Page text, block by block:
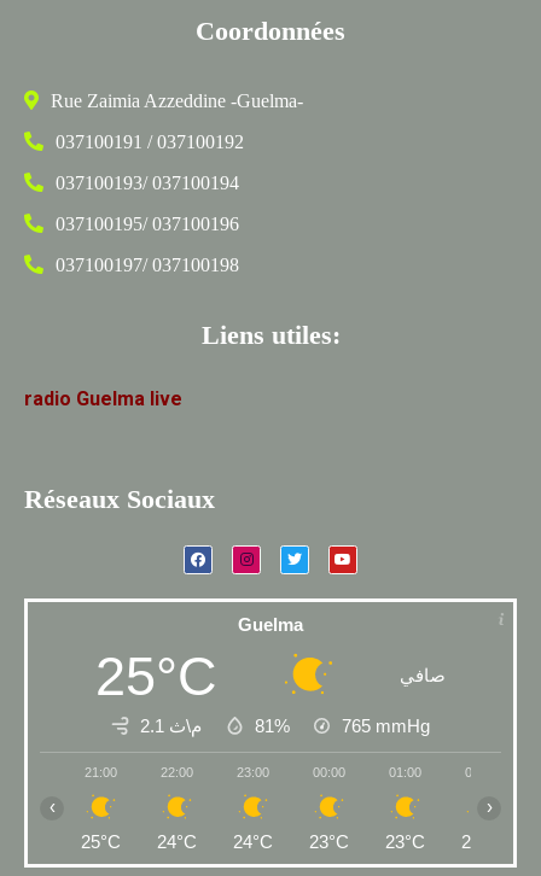
Coordonnées
Rue Zaimia Azzeddine -Guelma-
037100191 / 037100192
037100193/ 037100194
037100195/ 037100196
037100197/ 037100198
Liens utiles:
radio Guelma live
Réseaux Sociaux
Guelma
25°C صافي
2.1 م\ث 81% 765 mmHg
21:00
25°C
22:00
24°C
23:00
24°C
00:00
23°C
01:00
23°C
02:00
22°C
‹ ›